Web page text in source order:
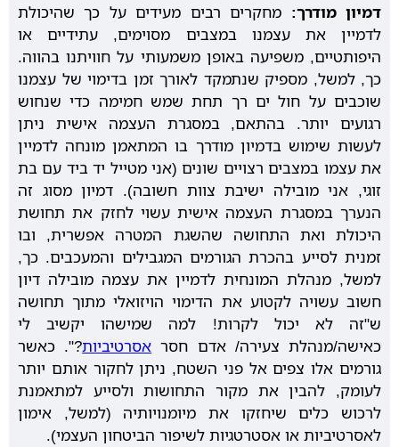
דמיון מודרך: מחקרים רבים מעידים על כך שהיכולת
לדמיין את עצמנו במצבים מסוימים, עתידיים או
היפותטיים, משפיעה באופן משמעותי על חוויתנו בהווה.
כך, למשל, מספיק שנתמקד לאורך זמן בדימוי של עצמנו
שוכבים על חול ים רך תחת שמש חמימה כדי שנחוש
רגועים יותר. בהתאם, במסגרת העצמה אישית ניתן
לעשות שימוש בדמיון מודרך בו המתאמן מונחה לדמיין
את עצמו במצבים רצויים שונים (אני מטייל יד ביד עם בת
זוגי, אני מובילה ישיבת צוות חשובה). דמיון מסוג זה
הנערך במסגרת העצמה אישית עשוי לחזק את תחושת
היכולת ואת התחושה שהשגת המטרה אפשרית, ובו
זמנית לסייע בהכרת הגורמים המגבילים והמעכבים. כך,
למשל, מנהלת המונחית לדמיין את עצמה מובילה דיון
חשוב עשויה לקטוע את הדימוי הויזואלי מתוך תחושה
ש"זה לא יכול לקרות! למה שמישהו יקשיב לי
כאישה/מנהלת צעירה/ אדם חסר אסרטיביות?". כאשר
גורמים אלו צפים אל פני השטח, ניתן לחקור אותם יותר
לעומק, להבין את מקור התחושות ולסייע למתאמנת
לרכוש כלים שיחזקו את מיומנויותיה (למשל, אימון
לאסרטיביות או אסטרטגיות לשיפור הביטחון העצמי).